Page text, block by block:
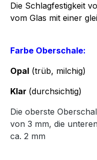
Die Schlagfestigkeit
vom Glas mit einer
Farbe Oberschale:
Opal (trüb, milchig)
Klar (durchsichtig)
Die oberste
von 3 mm, die
ca. 2 mm